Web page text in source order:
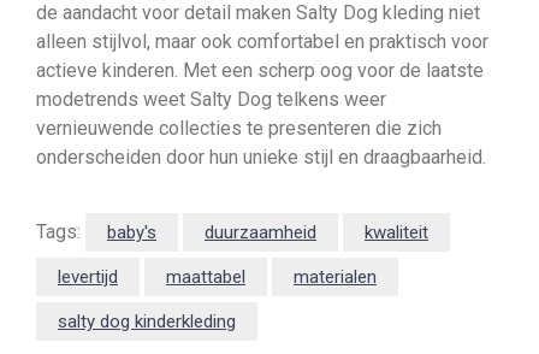
de aandacht voor detail maken Salty Dog kleding niet
alleen stijlvol, maar ook comfortabel en praktisch voor
actieve kinderen. Met een scherp oog voor de laatste
modetrends weet Salty Dog telkens weer
vernieuwende collecties te presenteren die zich
onderscheiden door hun unieke stijl en draagbaarheid.
Tags: baby's duurzaamheid kwaliteit
levertijd maattabel materialen
salty dog kinderkleding